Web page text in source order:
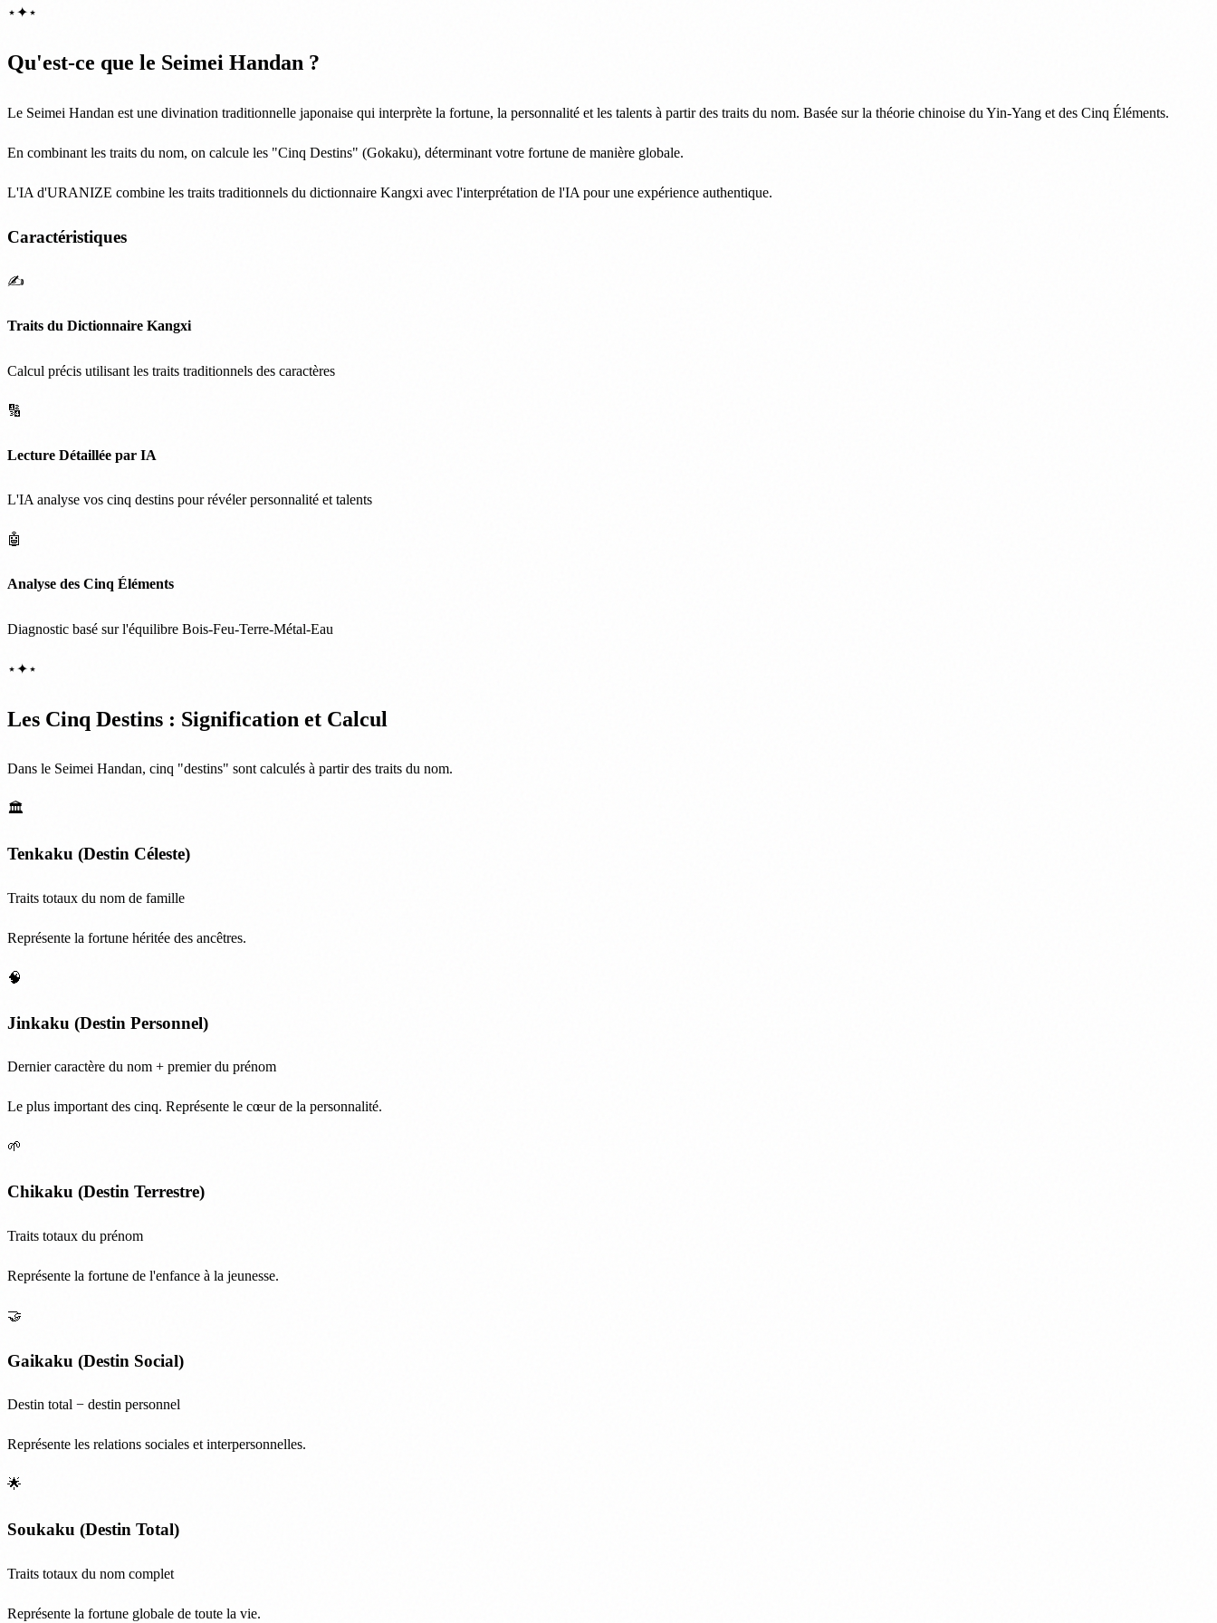
⋆✦⋆
Qu'est-ce que le Seimei Handan ?
Le Seimei Handan est une divination traditionnelle japonaise qui interprète la fortune, la personnalité et les talents à partir des traits du nom. Basée sur la théorie chinoise du Yin-Yang et des Cinq Éléments.
En combinant les traits du nom, on calcule les "Cinq Destins" (Gokaku), déterminant votre fortune de manière globale.
L'IA d'URANIZE combine les traits traditionnels du dictionnaire Kangxi avec l'interprétation de l'IA pour une expérience authentique.
Caractéristiques
✍️
Traits du Dictionnaire Kangxi
Calcul précis utilisant les traits traditionnels des caractères
🔢
Lecture Détaillée par IA
L'IA analyse vos cinq destins pour révéler personnalité et talents
🤖
Analyse des Cinq Éléments
Diagnostic basé sur l'équilibre Bois-Feu-Terre-Métal-Eau
⋆✦⋆
Les Cinq Destins : Signification et Calcul
Dans le Seimei Handan, cinq "destins" sont calculés à partir des traits du nom.
🏛️
Tenkaku (Destin Céleste)
Traits totaux du nom de famille
Représente la fortune héritée des ancêtres.
🧠
Jinkaku (Destin Personnel)
Dernier caractère du nom + premier du prénom
Le plus important des cinq. Représente le cœur de la personnalité.
🌱
Chikaku (Destin Terrestre)
Traits totaux du prénom
Représente la fortune de l'enfance à la jeunesse.
🤝
Gaikaku (Destin Social)
Destin total − destin personnel
Représente les relations sociales et interpersonnelles.
🌟
Soukaku (Destin Total)
Traits totaux du nom complet
Représente la fortune globale de toute la vie.